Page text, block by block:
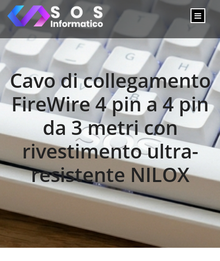
Cavo di collegamento
FireWire 4 pin a 4 pin
da 3 metri con
rivestimento ultra-
resistente NILOX